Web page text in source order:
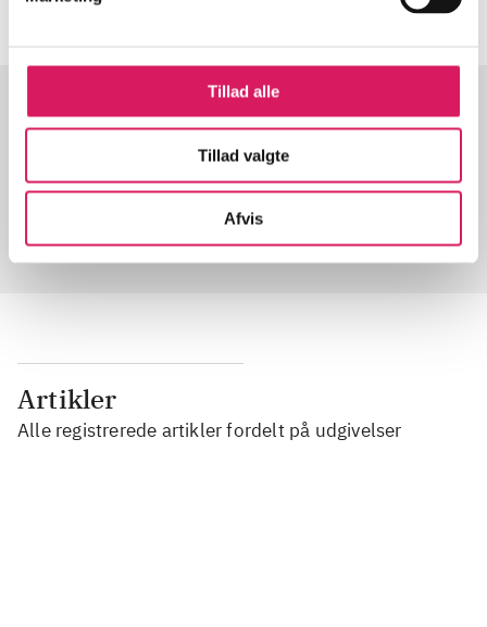
Tillad alle
Tillad valgte
Afvis
Artikler med samme emner
Fra
Artikler
Alle registrerede artikler fordelt på udgivelser